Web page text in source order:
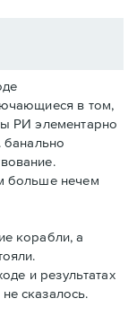
в том,
РИ элементарно
банально
больше нечем
корабли, а
и результатах
сказалось.